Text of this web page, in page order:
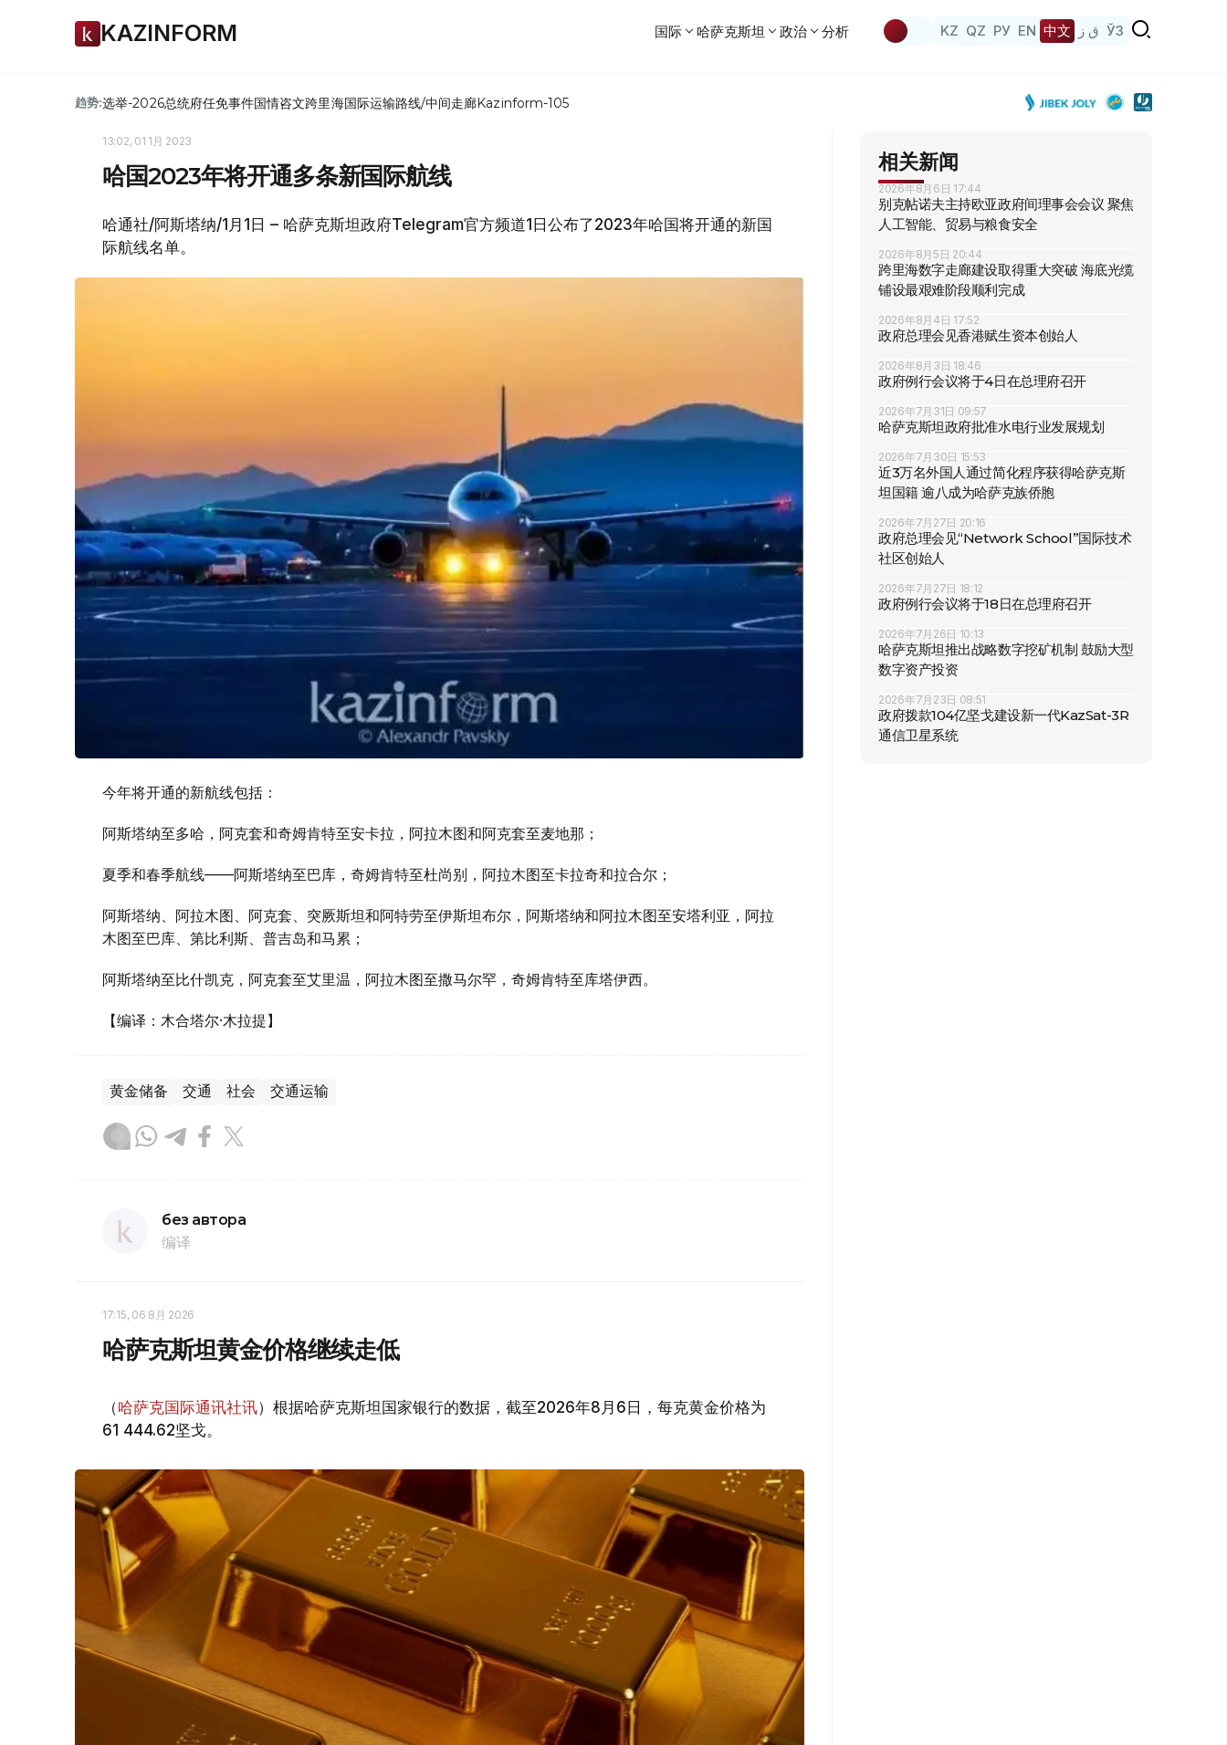
KAZINFORM 国际 哈萨克斯坦 政治 分析 KZ QZ РУ EN 中文 ق ز ЎЗ
趋势:选举-2026总统府任免事件国情咨文跨里海国际运输路线/中间走廊Kazinform-105
13:02, 01 1月 2023
哈国2023年将开通多条新国际航线
哈通社/阿斯塔纳/1月1日 – 哈萨克斯坦政府Telegram官方频道1日公布了2023年哈国将开通的新国
际航线名单。
今年将开通的新航线包括：
阿斯塔纳至多哈，阿克套和奇姆肯特至安卡拉，阿拉木图和阿克套至麦地那；
夏季和春季航线——阿斯塔纳至巴库，奇姆肯特至杜尚别，阿拉木图至卡拉奇和拉合尔；
阿斯塔纳、阿拉木图、阿克套、突厥斯坦和阿特劳至伊斯坦布尔，阿斯塔纳和阿拉木图至安塔利亚，阿拉
木图至巴库、第比利斯、普吉岛和马累；
阿斯塔纳至比什凯克，阿克套至艾里温，阿拉木图至撒马尔罕，奇姆肯特至库塔伊西。
【编译：木合塔尔·木拉提】
黄金储备 交通 社会 交通运输
без автора
编译
17:15, 06 8月 2026
哈萨克斯坦黄金价格继续走低
（哈萨克国际通讯社讯）根据哈萨克斯坦国家银行的数据，截至2026年8月6日，每克黄金价格为
61 444.62坚戈。
相关新闻
2026年8月6日 17:44
别克帖诺夫主持欧亚政府间理事会会议 聚焦
人工智能、贸易与粮食安全
2026年8月5日 20:44
跨里海数字走廊建设取得重大突破 海底光缆
铺设最艰难阶段顺利完成
2026年8月4日 17:52
政府总理会见香港赋生资本创始人
2026年8月3日 18:46
政府例行会议将于4日在总理府召开
2026年7月31日 09:57
哈萨克斯坦政府批准水电行业发展规划
2026年7月30日 15:53
近3万名外国人通过简化程序获得哈萨克斯
坦国籍 逾八成为哈萨克族侨胞
2026年7月27日 20:16
政府总理会见“Network School”国际技术
社区创始人
2026年7月27日 18:12
政府例行会议将于18日在总理府召开
2026年7月26日 10:13
哈萨克斯坦推出战略数字挖矿机制 鼓励大型
数字资产投资
2026年7月23日 08:51
政府拨款104亿坚戈建设新一代KazSat-3R
通信卫星系统